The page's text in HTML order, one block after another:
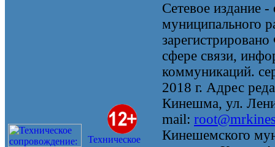
Техническое
Сетевое издание
муниципального
сфере связи,
коммуникаций.
2018 г. Адрес
Кинешма, ул.
mail:
Кинешемского